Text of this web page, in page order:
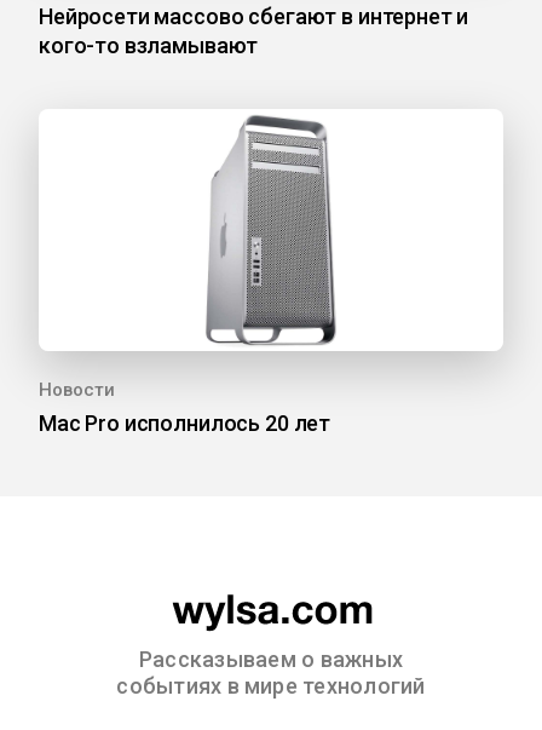
Нейросети массово сбегают в интернет и
кого-то взламывают
Новости
Mac Pro исполнилось 20 лет
Рассказываем о важных
событиях в мире технологий